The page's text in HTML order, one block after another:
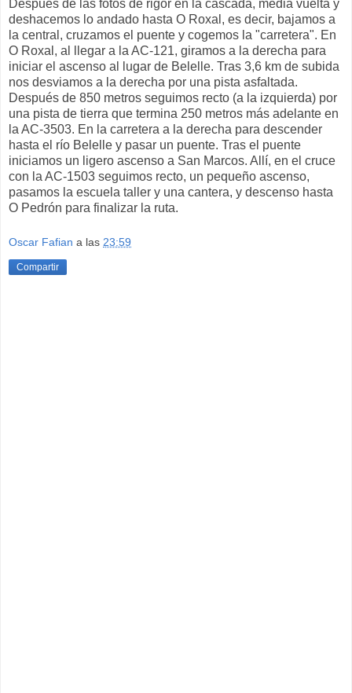
Después de las fotos de rigor en la cascada, media vuelta y
deshacemos lo andado hasta O Roxal, es decir, bajamos a
la central, cruzamos el puente y cogemos la "carretera". En
O Roxal, al llegar a la AC-121, giramos a la derecha para
iniciar el ascenso al lugar de Belelle. Tras 3,6 km de subida
nos desviamos a la derecha por una pista asfaltada.
Después de 850 metros seguimos recto (a la izquierda) por
una pista de tierra que termina 250 metros más adelante en
la AC-3503. En la carretera a la derecha para descender
hasta el río Belelle y pasar un puente. Tras el puente
iniciamos un ligero ascenso a San Marcos. Allí, en el cruce
con la AC-1503 seguimos recto, un pequeño ascenso,
pasamos la escuela taller y una cantera, y descenso hasta
O Pedrón para finalizar la ruta.
Oscar Fafian a las 23:59
Compartir